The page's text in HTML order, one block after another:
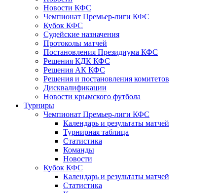
Новости КФС
Чемпионат Премьер-лиги КФС
Кубок КФС
Судейские назначения
Протоколы матчей
Постановления Президиума КФС
Решения КДК КФС
Решения АК КФС
Решения и постановления комитетов
Дисквалификации
Новости крымского футбола
Турниры
Чемпионат Премьер-лиги КФС
Календарь и результаты матчей
Турнирная таблица
Статистика
Команды
Новости
Кубок КФС
Календарь и результаты матчей
Статистика